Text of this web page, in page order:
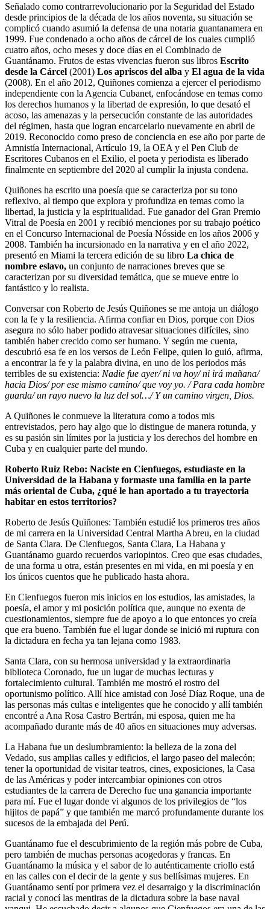
Señalado como contrarrevolucionario por la Seguridad del Estado
desde principios de la década de los años noventa, su situación se
complicó cuando asumió la defensa de una notaria guantanamera en
1999. Fue condenado a ocho años de cárcel de los cuales cumplió
cuatro años, ocho meses y doce días en el Combinado de
Guantánamo. Frutos de estas vivencias fueron sus libros Escrito
desde la Cárcel (2001) Los apriscos del alba y El agua de la vida
(2008). En el año 2012, Quiñones comienza a ejercer el periodismo
independiente con la Agencia Cubanet, enfocándose en temas como
los derechos humanos y la libertad de expresión, lo que desató el
acoso, las amenazas y la persecución constante de las autoridades
del régimen, hasta que logran encarcelarlo nuevamente en abril de
2019. Reconocido como preso de conciencia en ese año por parte de
Amnistía Internacional, Artículo 19, la OEA y el Pen Club de
Escritores Cubanos en el Exilio, el poeta y periodista es liberado
finalmente en septiembre del 2020 al cumplir la injusta condena.
Quiñones ha escrito una poesía que se caracteriza por su tono
reflexivo, al tiempo que explora y profundiza en temas como la
libertad, la justicia y la espiritualidad. Fue ganador del Gran Premio
Vitral de Poesía en 2001 y recibió menciones por su trabajo poético
en el Concurso Internacional de Poesía Nósside en los años 2006 y
2008. También ha incursionado en la narrativa y en el año 2022,
presentó en Miami la tercera edición de su libro La chica de
nombre eslavo, un conjunto de narraciones breves que se
caracterizan por su diversidad temática, que se mueve entre lo
fantástico y lo realista.
Conversar con Roberto de Jesús Quiñones se me antoja un diálogo
con la fe y la resiliencia. Afirma confiar en Dios, porque con Dios
asegura no sólo haber podido atravesar situaciones difíciles, sino
también haber crecido como ser humano. Y según me cuenta,
descubrió esa fe en los versos de León Felipe, quien lo guió, afirma,
a encontrar la fe y la palabra divina, en uno de los periodos más
terribles de su existencia: Nadie fue ayer/ ni va hoy/ ni irá mañana/
hacia Dios/ por ese mismo camino/ que voy yo. / Para cada hombre
guarda/ un rayo nuevo la luz del sol…/ Y un camino virgen, Dios.
A Quiñones le conmueve la literatura como a todos mis
entrevistados, pero hay algo que lo distingue de manera rotunda, y
es su pasión sin límites por la justicia y los derechos del hombre en
Cuba y en cualquier parte del mundo.
Roberto Ruiz Rebo: Naciste en Cienfuegos, estudiaste en la
Universidad de la Habana y formaste una familia en la parte
más oriental de Cuba, ¿qué le han aportado a tu trayectoria
habitar en estos territorios?
Roberto de Jesús Quiñones: También estudié los primeros tres años
de mi carrera en la Universidad Central Martha Abreu, en la ciudad
de Santa Clara. De Cienfuegos, Santa Clara, La Habana y
Guantánamo guardo recuerdos variopintos. Creo que esas ciudades,
de una forma u otra, están presentes en mi vida, en mi poesía y en
los únicos cuentos que he publicado hasta ahora.
En Cienfuegos fueron mis inicios en los estudios, las amistades, la
poesía, el amor y mi posición política que, aunque no exenta de
cuestionamientos, siempre fue de apoyo a lo que entonces yo creía
que era bueno. También fue el lugar donde se inició mi ruptura con
la dictadura en fecha ya tan lejana como 1983.
Santa Clara, con su hermosa universidad y la extraordinaria
biblioteca Coronado, fue un lugar de muchas lecturas y
fortalecimiento cultural. También me mostró el rostro del
oportunismo político. Allí hice amistad con José Díaz Roque, una de
las personas más cultas e inteligentes que he conocido y allí también
encontré a Ana Rosa Castro Bertrán, mi esposa, quien me ha
acompañado durante más de 40 años en situaciones muy adversas.
La Habana fue un deslumbramiento: la belleza de la zona del
Vedado, sus amplias calles y edificios, el largo paseo del malecón;
tener la oportunidad de visitar teatros, cines, exposiciones, la Casa
de las Américas y poder intercambiar opiniones con otros
estudiantes de la carrera de Derecho fue una ganancia importante
para mí. Fue el lugar donde vi algunos de los privilegios de “los
hijitos de papá” y que también me marcó profundamente durante los
sucesos de la embajada del Perú.
Guantánamo fue el descubrimiento de la región más pobre de Cuba,
pero también de muchas personas acogedoras y francas. En
Guantánamo la música y el sabor de lo auténticamente criollo está
en las calles con el decir de la gente y sus bellísimas mujeres. En
Guantánamo sentí por primera vez el desarraigo y la discriminación
racial y conocí las mentiras de la dictadura sobre la base naval